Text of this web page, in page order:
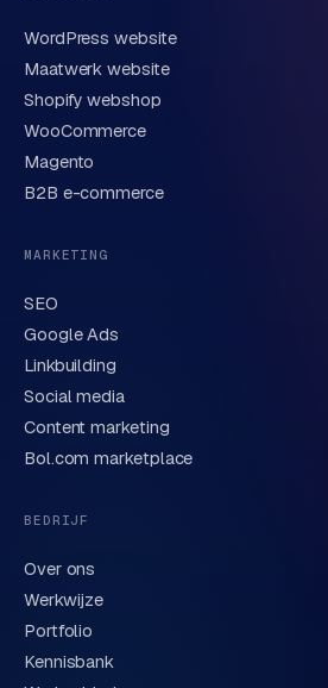
n
e
i
n
t
e
i
u
r
I
n
t
i
e
e
n
Korte omschrijving van je vraag
Verstuur aanvraag
We behandelen je gegevens
privacyverklaring. Of bel direct
WordPress website
Maatwerk website
Shopify webshop
WooCommerce
Magento
B2B e-commerce
MARKETING
SEO
Google Ads
Linkbuilding
Social media
Content marketing
Bol.com marketplace
BEDRIJF
Over ons
Werkwijze
Portfolio
Kennisbank